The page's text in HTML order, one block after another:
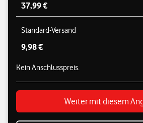
37,99 €
Standard-Versand
9,98 €
Kein Anschlusspreis.
Weiter mit diesem